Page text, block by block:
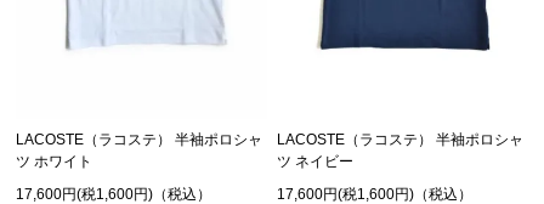
LACOSTE（ラコステ） 半袖ポロシャ
ツ ホワイト
17,600円(税1,600円)（税込）
LACOSTE（ラコステ） 半袖ポロシャ
ツ ネイビー
17,600円(税1,600円)（税込）